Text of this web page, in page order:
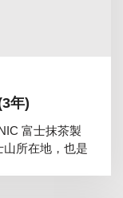
年)
富士抹茶製
所在地，也是